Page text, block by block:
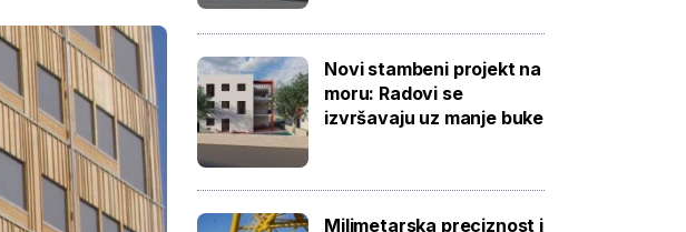
Novi stambeni projekt na
moru: Radovi se
izvršavaju uz manje buke
Milimetarska preciznost i